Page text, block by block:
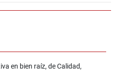
en bien raíz, de Calidad,